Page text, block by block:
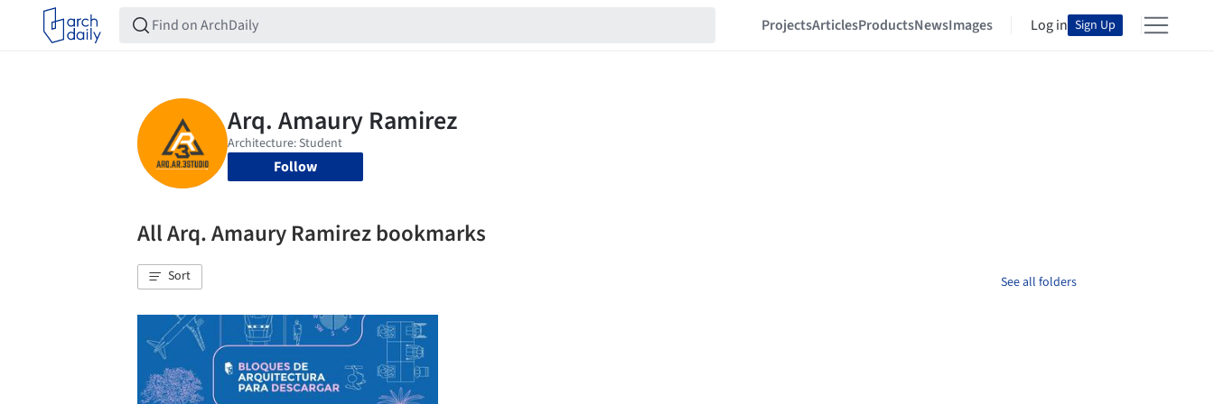
ProjectsArticlesProductsNewsImages Log in Sign Up
Follow
All Arq. Amaury Ramirez bookmarks
Sort See all folders